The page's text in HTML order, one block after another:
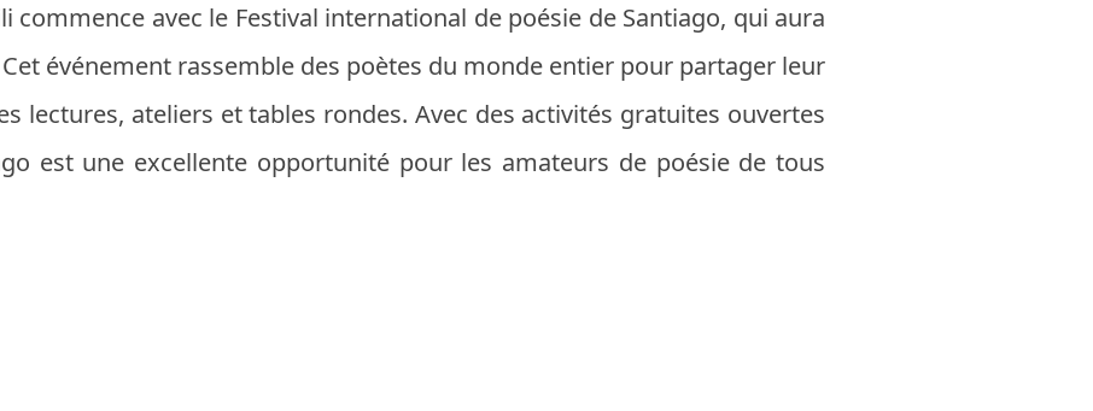
commence avec le Festival international de poésie de Santiago, qui aura
Cet événement rassemble des poètes du monde entier pour partager leur
lectures, ateliers et tables rondes. Avec des activités gratuites ouvertes
est une excellente opportunité pour les amateurs de poésie de tous